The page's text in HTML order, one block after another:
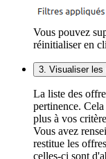
Vous pouvez
réinitialiser en
3. Visualiser les
La liste des
pertinence.
plus à vos
Vous avez
restitue les
celles-ci sont